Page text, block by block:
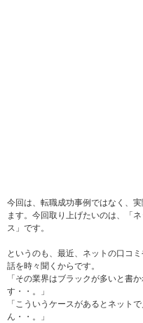
今回は、転職成功事例ではなく、
ます。今回取り上げたいのは、「
ス」です。
というのも、最近、ネットの口コ
話を時々聞くからです。
「その業界はブラックが多いと書
す・・。」
「こういうケースがあるとネット
ん・・。」